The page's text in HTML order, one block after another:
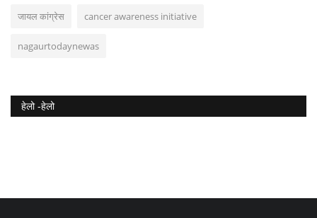
जायल कांग्रेस cancer awareness initiative
nagaurtodaynewas
हेलो -हेलो